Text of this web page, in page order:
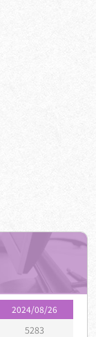
2024/08/26
5283